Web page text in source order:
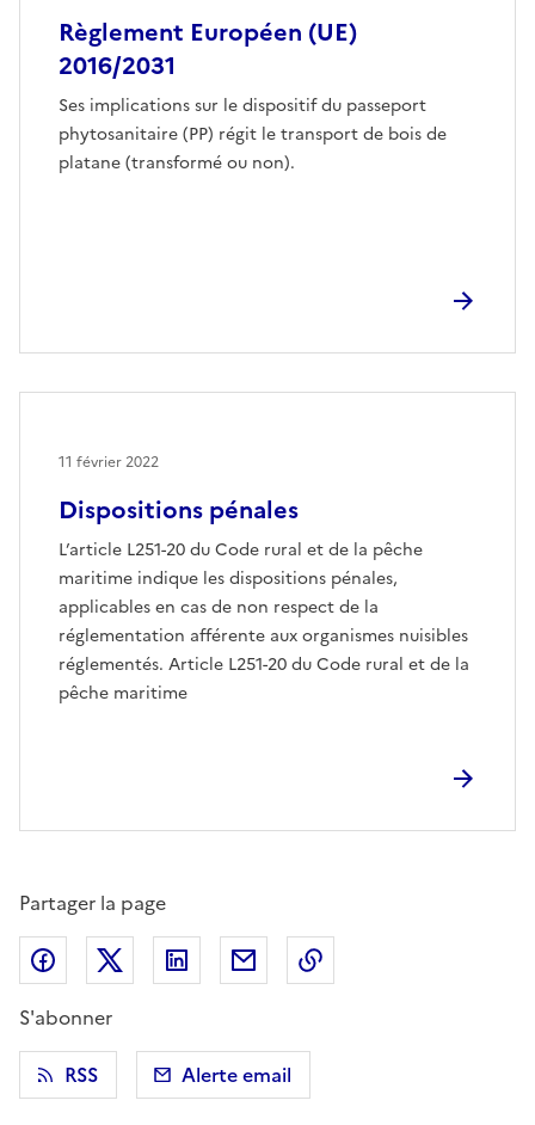
Règlement Européen (UE)
2016/2031
Ses implications sur le dispositif du passeport
phytosanitaire (PP) régit le transport de bois de
platane (transformé ou non).
Dispositions pénales
L’article L251-20 du Code rural et de la pêche
maritime indique les dispositions pénales,
applicables en cas de non respect de la
réglementation afférente aux organismes nuisibles
réglementés. Article L251-20 du Code rural et de la
pêche maritime
11 février 2022
Partager la page
Partager sur Facebook
Partager sur X (anciennement Twitter)
Partager sur LinkedIn
Partager par email
S'abonner
RSS
Alerte email